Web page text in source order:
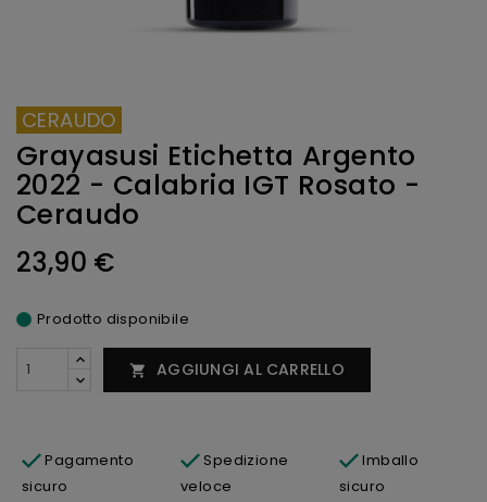
CERAUDO
Grayasusi Etichetta Argento
2022 - Calabria IGT Rosato -
Ceraudo
23,90 €
Prodotto disponibile
 AGGIUNGI AL CARRELLO
Pagamento
sicuro
Spedizione
veloce
Imballo
sicuro